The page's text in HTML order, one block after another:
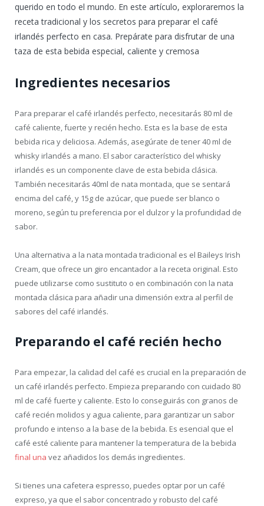
querido en todo el mundo. En este artículo, exploraremos la
receta tradicional y los secretos para preparar el café
irlandés perfecto en casa. Prepárate para disfrutar de una
taza de esta bebida especial, caliente y cremosa
Ingredientes necesarios
Para preparar el café irlandés perfecto, necesitarás 80 ml de
café caliente, fuerte y recién hecho. Esta es la base de esta
bebida rica y deliciosa. Además, asegúrate de tener 40 ml de
whisky irlandés a mano. El sabor característico del whisky
irlandés es un componente clave de esta bebida clásica.
También necesitarás 40ml de nata montada, que se sentará
encima del café, y 15g de azúcar, que puede ser blanco o
moreno, según tu preferencia por el dulzor y la profundidad de
sabor.
Una alternativa a la nata montada tradicional es el Baileys Irish
Cream, que ofrece un giro encantador a la receta original. Esto
puede utilizarse como sustituto o en combinación con la nata
montada clásica para añadir una dimensión extra al perfil de
sabores del café irlandés.
Preparando el café recién hecho
Para empezar, la calidad del café es crucial en la preparación de
un café irlandés perfecto. Empieza preparando con cuidado 80
ml de café fuerte y caliente. Esto lo conseguirás con granos de
café recién molidos y agua caliente, para garantizar un sabor
profundo e intenso a la base de la bebida. Es esencial que el
café esté caliente para mantener la temperatura de la bebida
final una vez añadidos los demás ingredientes.
Si tienes una cafetera espresso, puedes optar por un café
expreso, ya que el sabor concentrado y robusto del café